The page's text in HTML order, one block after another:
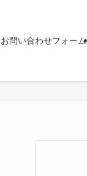
お問い合わせフォーム